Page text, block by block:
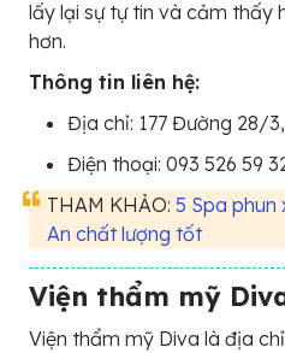
lấy lại sự tự tin và cảm thấy
hơn.
Thông tin liên hệ:
Địa chỉ: 177 Đường 28/
Điện thoại: 093 526 59
THAM KHẢO: 5 Spa phun
An chất lượng tốt
Viện thẩm mỹ
Viện thẩm mỹ Diva là địa